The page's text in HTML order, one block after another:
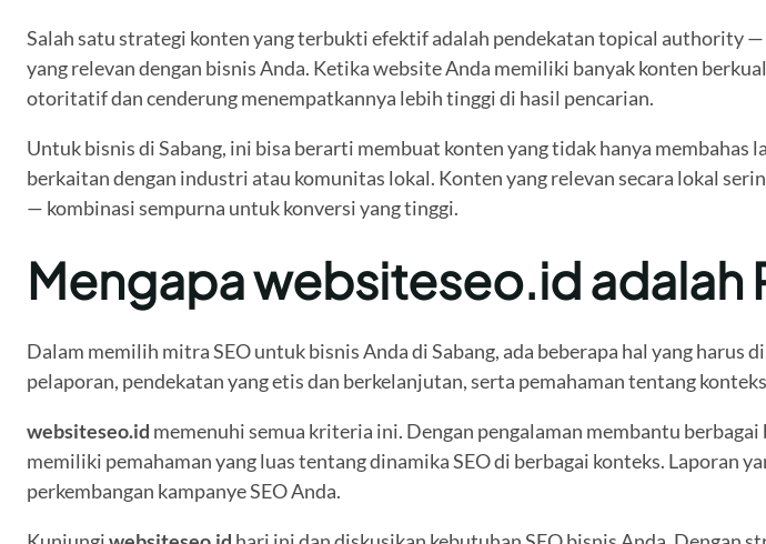
Salah satu strategi konten yang terbukti efektif adalah pendekatan topical authority
yang relevan dengan bisnis Anda. Ketika website Anda memiliki banyak konten
otoritatif dan cenderung menempatkannya lebih tinggi di hasil pencarian.
Untuk bisnis di Sabang, ini bisa berarti membuat konten yang tidak hanya
berkaitan dengan industri atau komunitas lokal. Konten yang relevan secara lokal
— kombinasi sempurna untuk konversi yang tinggi.
Mengapa websiteseo.id adalah
Dalam memilih mitra SEO untuk bisnis Anda di Sabang, ada beberapa hal yang
pelaporan, pendekatan yang etis dan berkelanjutan, serta pemahaman tentang
websiteseo.id memenuhi semua kriteria ini. Dengan pengalaman membantu
memiliki pemahaman yang luas tentang dinamika SEO di berbagai konteks. Laporan
perkembangan kampanye SEO Anda.